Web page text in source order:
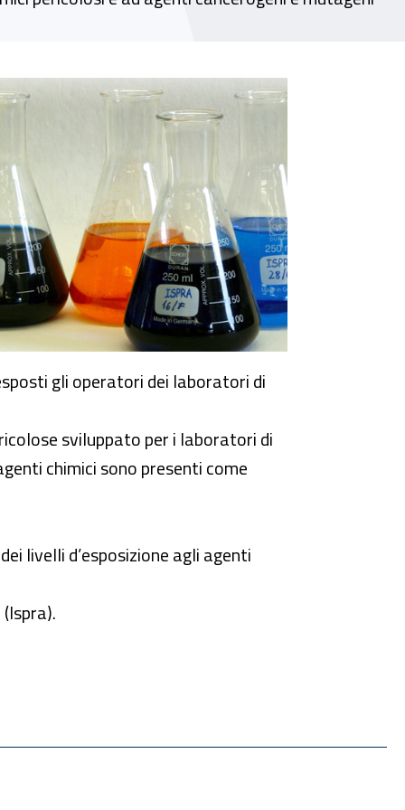
chimici
gli operatori dei laboratori di
sviluppato per i laboratori di
chimici sono presenti come
livelli d’esposizione agli agenti